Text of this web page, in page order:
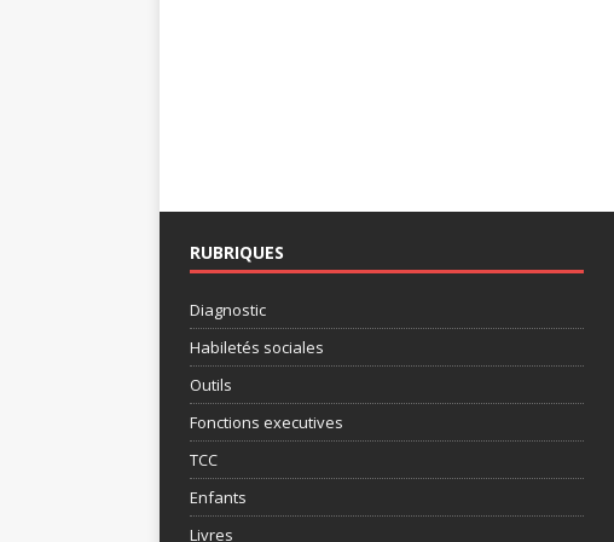
RUBRIQUES
Diagnostic
Habiletés sociales
Outils
Fonctions executives
TCC
Enfants
Livres